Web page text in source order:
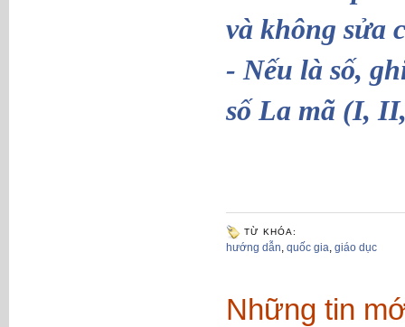
và không sửa
- Nếu là số,
số La mã (I,
TỪ KHÓA:
hướng dẫn, quốc gia, giáo dục
Những tin